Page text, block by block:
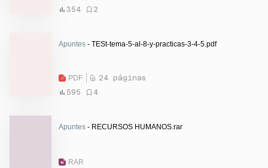
354
2
Apuntes - TESt-tema-5-al-8-y-practicas-3-4-5.pdf
PDF
24 páginas
595
4
Apuntes - RECURSOS HUMANOS.rar
RAR